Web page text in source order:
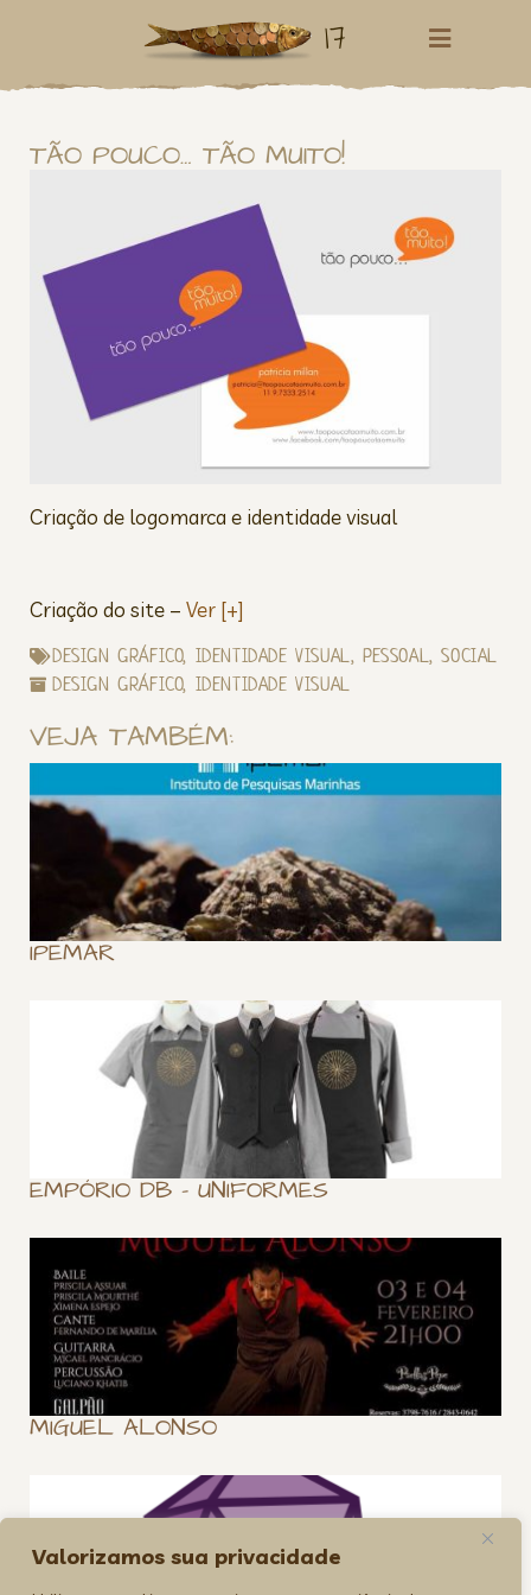
Valorizamos sua privacidade
17
TÃO POUCO… TÃO MUITO!
Criação de logomarca e identidade visual
Criação do site – Ver [+]
DESIGN GRÁFICO, IDENTIDADE VISUAL,PESSOAL,SOCIAL
DESIGN GRÁFICO, IDENTIDADE VISUAL
VEJA TAMBÉM:
IPEMAR
EMPÓRIO DB – UNIFORMES
MIGUEL ALONSO